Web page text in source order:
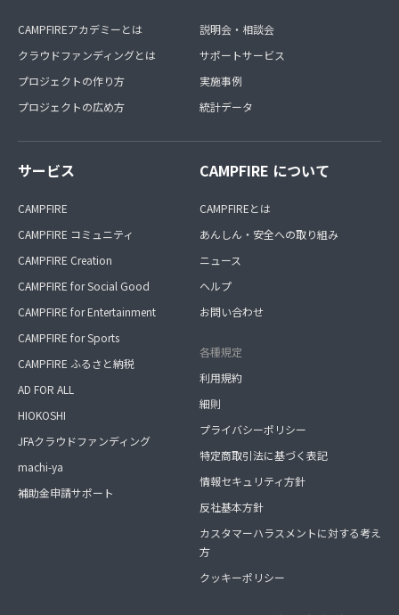
CAMPFIREアカデミーとは
クラウドファンディングとは
プロジェクトの作り方
プロジェクトの広め方
説明会・相談会
サポートサービス
実施事例
統計データ
サービス
CAMPFIRE
CAMPFIRE コミュニティ
CAMPFIRE Creation
CAMPFIRE for Social Good
CAMPFIRE for Entertainment
CAMPFIRE for Sports
CAMPFIRE ふるさと納税
AD FOR ALL
HIOKOSHI
JFAクラウドファンディング
machi-ya
補助金申請サポート
CAMPFIRE について
CAMPFIREとは
あんしん・安全への取り組み
ニュース
ヘルプ
お問い合わせ
各種規定
利用規約
細則
プライバシーポリシー
特定商取引法に基づく表記
情報セキュリティ方針
反社基本方針
カスタマーハラスメントに対する考え
方
クッキーポリシー